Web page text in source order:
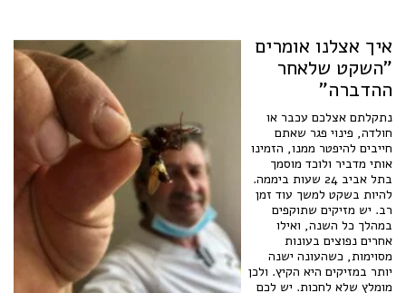
איך אצלנו אומרים
"השקט שלאחר
ההדברה"
נתקלתם אצלכם עכבר או
חולדה, פינוי פגר שאתם
חייבים להיפטר ממנו, הזמינו
אותי מדביר ולוכד מוסמך
בתל אביב 24 שעות ביממה.
להיות בשקט למשך עוד זמן
רב. יש מזיקים שתוקפים
במהלך כל השנה, ואילו
אחרים נפוצים בעונות
מסוימות, כשהעונה ישנה
יותר במזיקים היא הקיץ. ולכן
מומלץ שלא לחכות. יש לכם